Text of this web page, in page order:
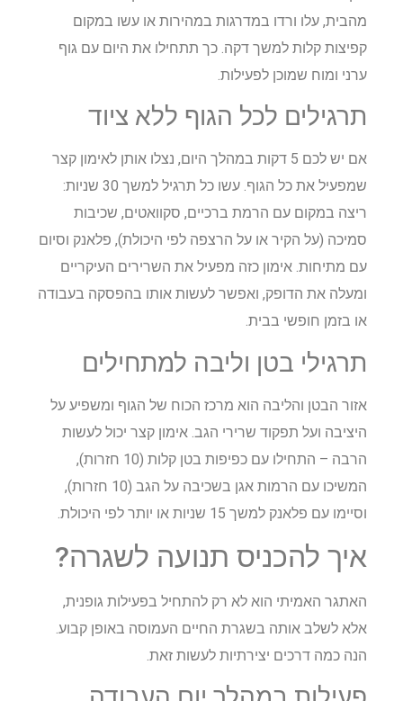
מהבית, עלו ורדו במדרגות במהירות או עשו במקום
קפיצות קלות למשך דקה. כך תתחילו את היום עם גוף
ערני ומוח שמוכן לפעילות.
תרגילים לכל הגוף ללא ציוד
אם יש לכם 5 דקות במהלך היום, נצלו אותן לאימון קצר
שמפעיל את כל הגוף. עשו כל תרגיל למשך 30 שניות:
ריצה במקום עם הרמת ברכיים, סקוואטים, שכיבות
סמיכה (על הקיר או על הרצפה לפי היכולת), פלאנק וסיום
עם מתיחות. אימון כזה מפעיל את השרירים העיקריים
ומעלה את הדופק, ואפשר לעשות אותו בהפסקה בעבודה
או בזמן חופשי בבית.
תרגילי בטן וליבה למתחילים
אזור הבטן והליבה הוא מרכז הכוח של הגוף ומשפיע על
היציבה ועל תפקוד שרירי הגב. אימון קצר יכול לעשות
הרבה – התחילו עם כפיפות בטן קלות (10 חזרות),
המשיכו עם הרמות אגן בשכיבה על הגב (10 חזרות),
וסיימו עם פלאנק למשך 15 שניות או יותר לפי היכולת.
איך להכניס תנועה לשגרה?
האתגר האמיתי הוא לא רק להתחיל בפעילות גופנית,
אלא לשלב אותה בשגרת החיים העמוסה באופן קבוע.
הנה כמה דרכים יצירתיות לעשות זאת.